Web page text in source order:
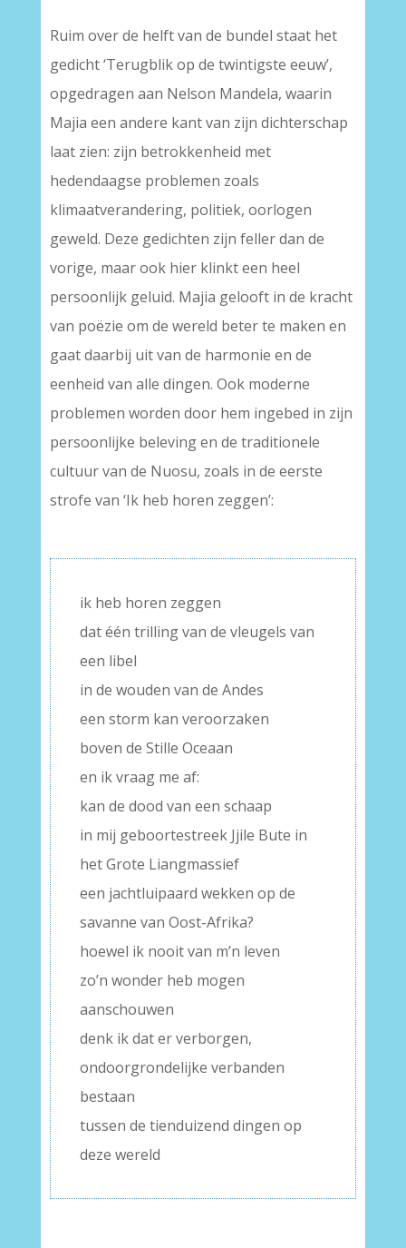
Ruim over de helft van de bundel staat het
gedicht ‘Terugblik op de twintigste eeuw’,
opgedragen aan Nelson Mandela, waarin
Majia een andere kant van zijn dichterschap
laat zien: zijn betrokkenheid met
hedendaagse problemen zoals
klimaatverandering, politiek, oorlogen
geweld. Deze gedichten zijn feller dan de
vorige, maar ook hier klinkt een heel
persoonlijk geluid. Majia gelooft in de kracht
van poëzie om de wereld beter te maken en
gaat daarbij uit van de harmonie en de
eenheid van alle dingen. Ook moderne
problemen worden door hem ingebed in zijn
persoonlijke beleving en de traditionele
cultuur van de Nuosu, zoals in de eerste
strofe van ‘Ik heb horen zeggen’:
ik heb horen zeggen
dat één trilling van de vleugels van
een libel
in de wouden van de Andes
een storm kan veroorzaken
boven de Stille Oceaan
en ik vraag me af:
kan de dood van een schaap
in mij geboortestreek Jjile Bute in
het Grote Liangmassief
een jachtluipaard wekken op de
savanne van Oost-Afrika?
hoewel ik nooit van m’n leven
zo’n wonder heb mogen
aanschouwen
denk ik dat er verborgen,
ondoorgrondelijke verbanden
bestaan
tussen de tienduizend dingen op
deze wereld